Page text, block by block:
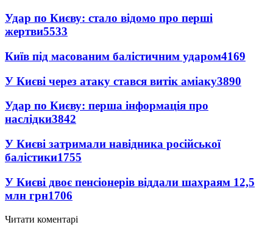
Удар по Києву: стало відомо про перші
жертви5533
Київ під масованим балістичним ударом4169
У Києві через атаку стався витік аміаку3890
Удар по Києву: перша інформація про
наслідки3842
У Києві затримали навідника російської
балістики1755
У Києві двоє пенсіонерів віддали шахраям 12,5
млн грн1706
Читати коментарі